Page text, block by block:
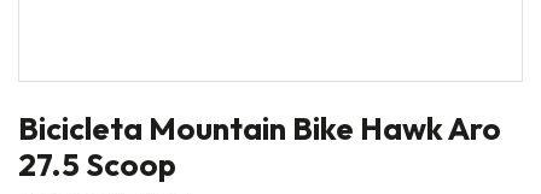
Bicicleta Mountain Bike Hawk Aro
27.5 Scoop